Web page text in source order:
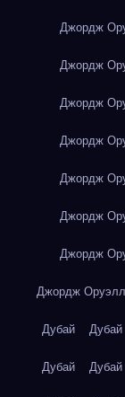
Джордж
Джордж
Джордж
Джордж
Джордж
Джордж
Джордж
Джордж
Дубай Дубай
Дубай Дубай